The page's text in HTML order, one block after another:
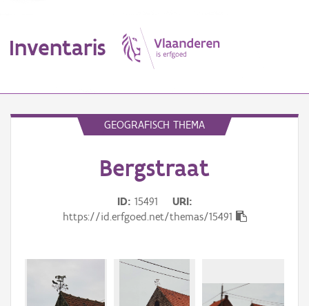
Inventaris
Thema
Gebeurtenis
GEOGRAFISCH THEMA
Bergstraat
ID 15491
URI
https://id.erfgoed.net/themas/15491